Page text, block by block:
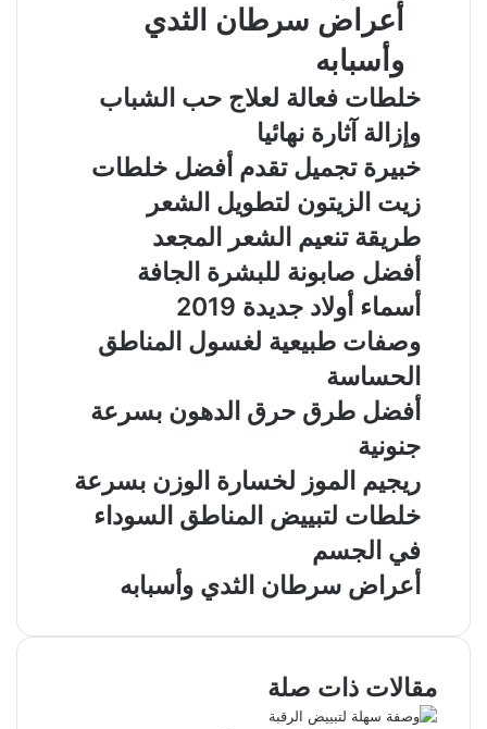
أعراض سرطان الثدي
وأسبابه
خلطات فعالة لعلاج حب الشباب
وإزالة آثارة نهائيا
خبيرة تجميل تقدم أفضل خلطات
زيت الزيتون لتطويل الشعر
طريقة تنعيم الشعر المجعد
أفضل صابونة للبشرة الجافة
أسماء أولاد جديدة 2019
وصفات طبيعية لغسول المناطق
الحساسة
أفضل طرق حرق الدهون بسرعة
جنونية
ريجيم الموز لخسارة الوزن بسرعة
خلطات لتبييض المناطق السوداء
في الجسم
أعراض سرطان الثدي وأسبابه
مقالات ذات صلة